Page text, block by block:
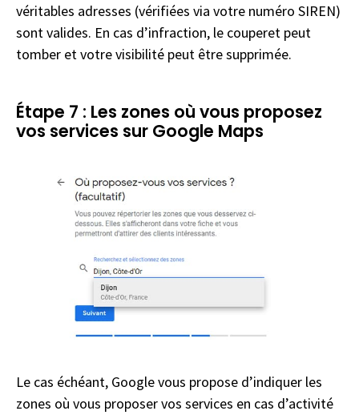
véritables adresses (vérifiées via votre numéro SIREN)
sont valides. En cas d’infraction, le couperet peut
tomber et votre visibilité peut être supprimée.
Étape 7 : Les zones où vous proposez
vos services sur Google Maps
Le cas échéant, Google vous propose d’indiquer les
zones où vous proposer vos services en cas d’activité